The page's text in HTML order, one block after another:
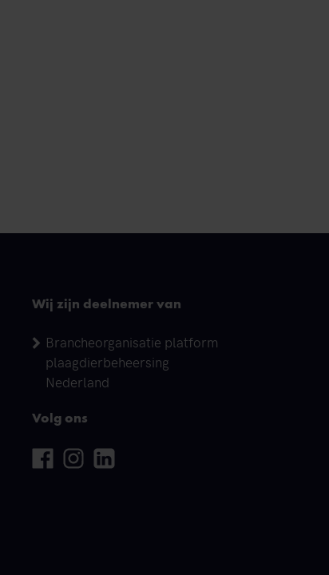
Wij zijn deelnemer van
Brancheorganisatie platform
plaagdierbeheersing
Nederland
Volg ons
Facebook
InstagramLinkedin